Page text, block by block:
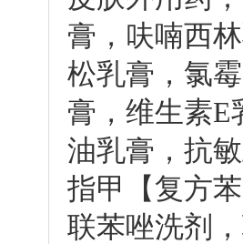
膏，呋喃西
松乳膏，氯
膏，维生素E
油乳膏，抗
指甲【复方
联苯唑洗剂